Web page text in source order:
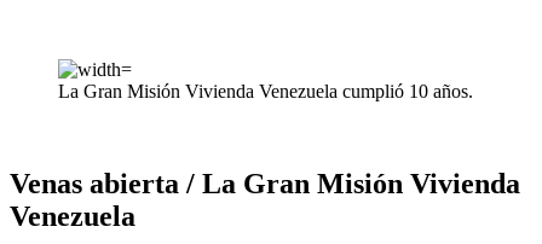
La Gran Misión Vivienda Venezuela cumplió 10 años.
Venas abierta / La Gran Misión Vivienda
Venezuela